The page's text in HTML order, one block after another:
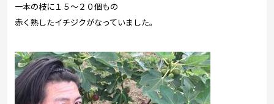
一本の枝に１５～２０個もの
赤く熟したイチジクがなっていました。